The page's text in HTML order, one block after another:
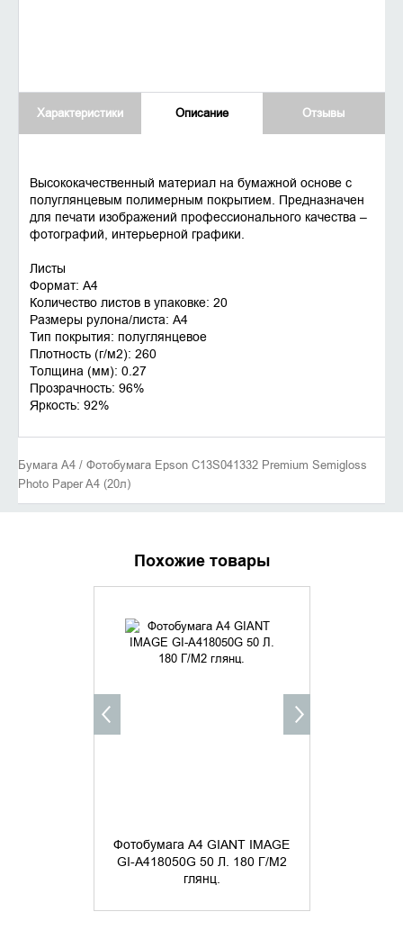
Характеристики Описание Отзывы
Высококачественный материал на бумажной основе с
полуглянцевым полимерным покрытием. Предназначен
для печати изображений профессионального качества –
фотографий, интерьерной графики.
Листы
Формат: A4
Количество листов в упаковке: 20
Размеры рулона/листа: A4
Тип покрытия: полуглянцевое
Плотность (г/м2): 260
Толщина (мм): 0.27
Прозрачность: 96%
Яркость: 92%
Бумага A4 / Фотобумага Epson C13S041332 Premium Semigloss
Photo Paper A4 (20л)
Похожие товары
Фотобумага А4 GIANT IMAGE
GI-A418050G 50 Л. 180 Г/М2
глянц.
УТОЧНИТЬ НАЛИЧИЕ